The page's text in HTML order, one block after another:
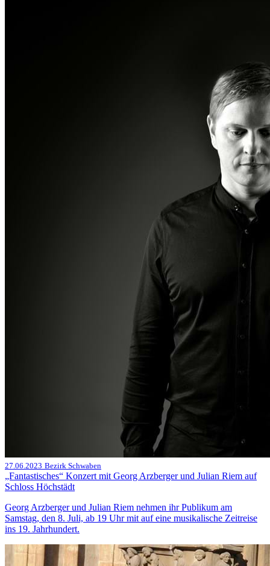
27.06.2023 Bezirk Schwaben
„Fantastisches“ Konzert mit Georg Arzberger und Julian Riem auf
Schloss Höchstädt
Georg Arzberger und Julian Riem nehmen ihr Publikum am
Samstag, den 8. Juli, ab 19 Uhr mit auf eine musikalische Zeitreise
ins 19. Jahrhundert.